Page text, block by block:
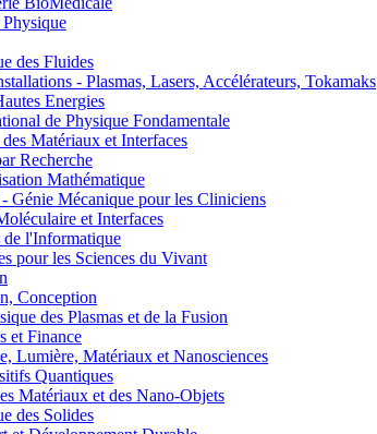
des Fluides
- Plasmas, Lasers, Accélérateurs, Tokamaks
Energies
de Physique Fondamentale
Matériaux et Interfaces
Recherche
Mathématique
Mécanique pour les Cliniciens
et Interfaces
l'Informatique
pour les Sciences du Vivant
Conception
des Plasmas et de la Fusion
et Finance
Matériaux et Nanosciences
Quantiques
Matériaux et des Nano-Objets
des Solides